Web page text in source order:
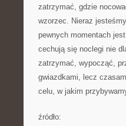
zatrzymać, gdzie
wzorzec. Nieraz
pewnych momentach
cechują się noclegi nie
zatrzymać, wypocząć,
gwiazdkami, lecz
celu, w jakim
źródło: